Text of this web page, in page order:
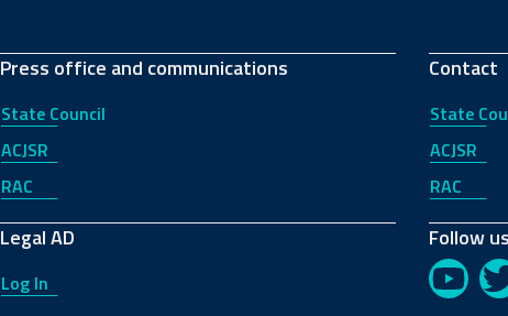
Press office and communications
State Council
ACJSR
RAC
Legal AD
Log In
Contact
State
ACJSR
RAC
Follow